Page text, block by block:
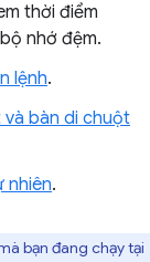
thời điểm
nhớ đệm.
lệnh.
và bàn di chuột
nhiên.
bạn đang chạy tại